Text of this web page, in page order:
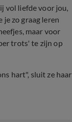
vol liefde voor jou,
je zo graag leren
maar voor
trots' te zijn op
hart", sluit ze haar